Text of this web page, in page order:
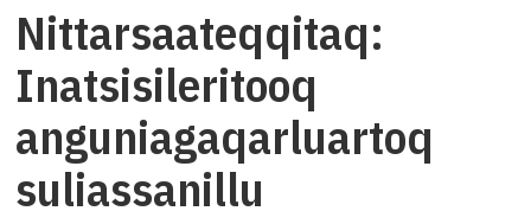
Nittarsaateqqitaq:
Inatsisileritooq
anguniagaqarluartoq
suliassanillu